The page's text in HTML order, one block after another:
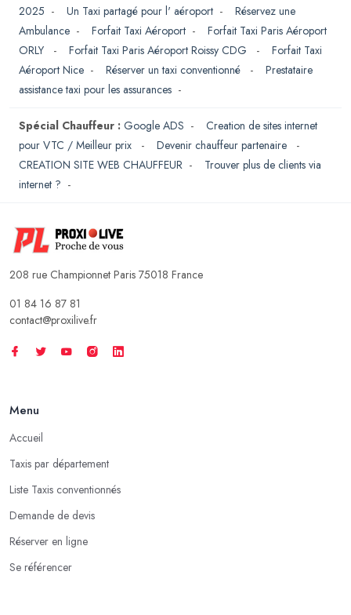
2025 - Un Taxi partagé pour l' aéroport - Réservez une
Ambulance - Forfait Taxi Aéroport - Forfait Taxi Paris Aéroport
ORLY
- Forfait Taxi Paris Aéroport Roissy CDG - Forfait Taxi
Aéroport Nice - Réserver un taxi conventionné - Prestataire
assistance taxi pour les assurances -
Spécial Chauffeur : Google ADS - Creation de sites internet
pour VTC / Meilleur prix
- Devenir chauffeur partenaire
-
CREATION SITE WEB CHAUFFEUR - Trouver plus de clients via
internet ? -
208 rue Championnet Paris 75018 France
01 84 16 87 81
contact@proxilive.fr
Menu
Accueil
Taxis par département
Liste Taxis conventionnés
Demande de devis
Réserver en ligne
Se référencer